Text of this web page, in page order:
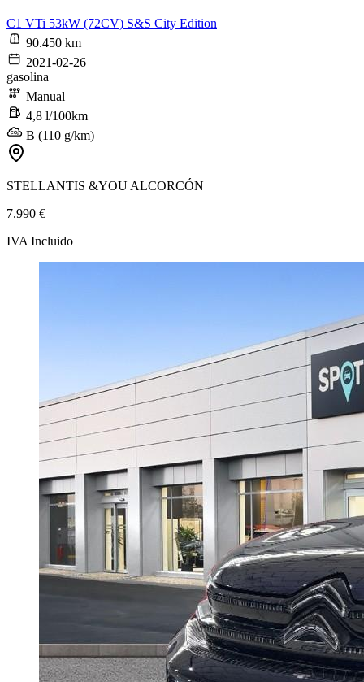
C1 VTi 53kW (72CV) S&S City Edition
90.450 km
2021-02-26
gasolina
Manual
4,8 l/100km
B (110 g/km)
STELLANTIS &YOU ALCORCÓN
7.990 €
IVA Incluido